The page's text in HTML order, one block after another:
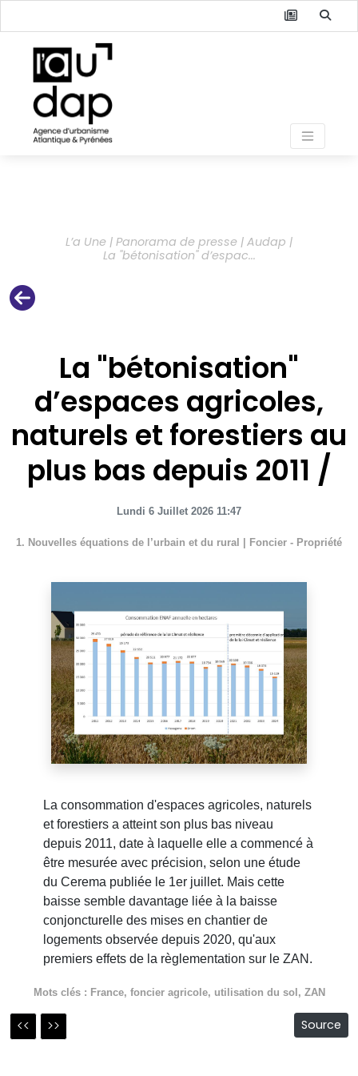
L’a Une | Panorama de presse | Audap |
La "bétonisation" d’espac...
La "bétonisation"
d’espaces agricoles,
naturels et forestiers au
plus bas depuis 2011
Lundi 6 Juillet 2026 11:47
1. Nouvelles équations de l’urbain et du rural | Foncier - Propriété
La consommation d'espaces agricoles, naturels
et forestiers a atteint son plus bas niveau
depuis 2011, date à laquelle elle a commencé à
être mesurée avec précision, selon une étude
du Cerema publiée le 1er juillet. Mais cette
baisse semble davantage liée à la baisse
conjoncturelle des mises en chantier de
logements observée depuis 2020, qu'aux
premiers effets de la règlementation sur le ZAN.
Mots clés : France, foncier agricole, utilisation du sol , ZAN
<< >> Source